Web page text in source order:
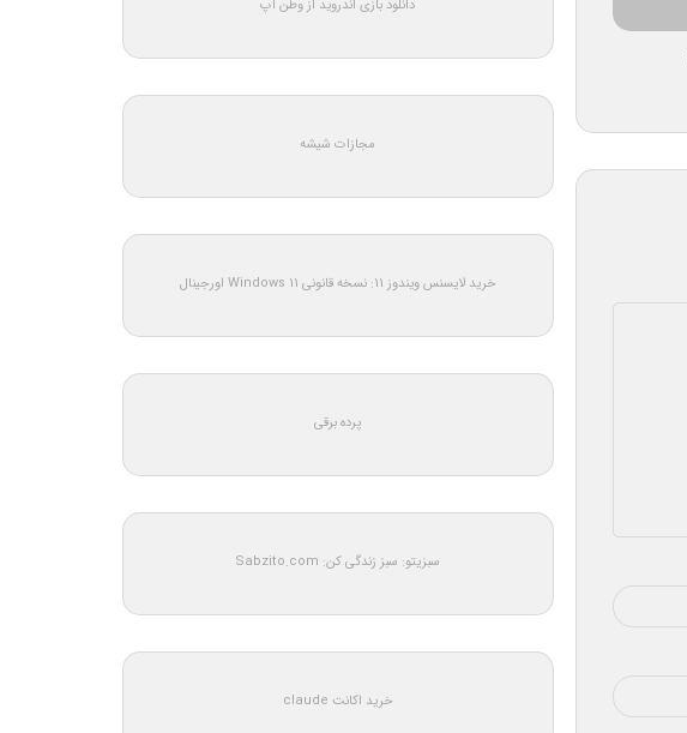
دانلود بازی اندروید از وطن اپ
مجازات شیشه
خرید لایسنس ویندوز 11: نسخه قانونی Windows 11 اورجینال
پرده برقی
سبزیتو: سبز زندگی کن: Sabzito.com
خرید اکانت claude